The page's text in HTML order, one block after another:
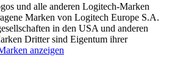
und alle anderen Logitech-Marken
Marken von Logitech Europe S.A.
in den USA und anderen
Dritter sind Eigentum ihrer
anzeigen